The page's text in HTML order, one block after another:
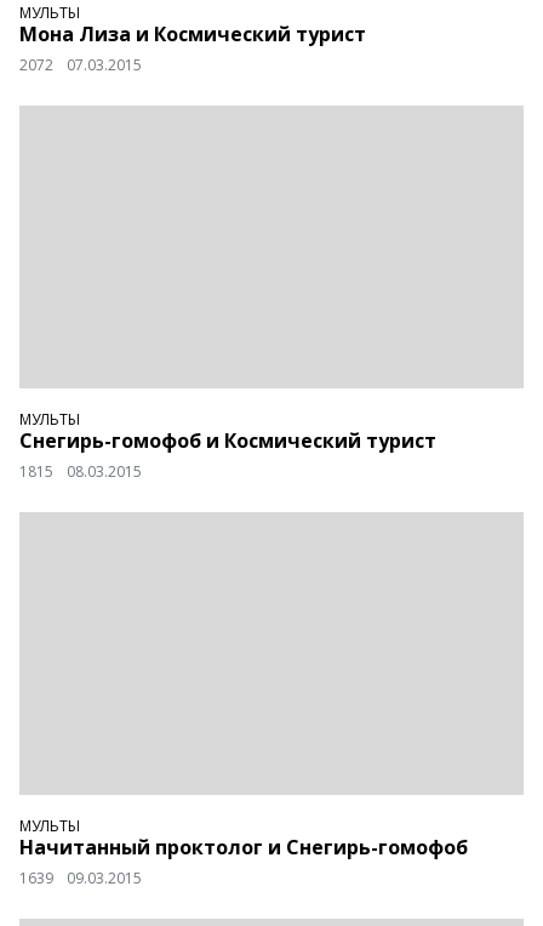
МУЛЬТЫ
Мона Лиза и Космический турист
2072 07.03.2015
МУЛЬТЫ
Снегирь-гомофоб и Космический турист
1815 08.03.2015
МУЛЬТЫ
Начитанный проктолог и Снегирь-гомофоб
1639 09.03.2015